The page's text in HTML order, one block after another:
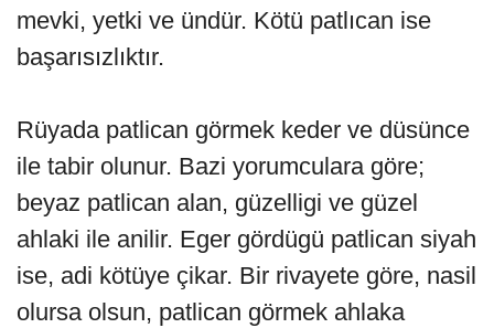
mevki, yetki ve ündür. Kötü patlıcan ise
başarısızlıktır.
Rüyada patlican görmek keder ve düsünce
ile tabir olunur. Bazi yorumculara göre;
beyaz patlican alan, güzelligi ve güzel
ahlaki ile anilir. Eger gördügü patlican siyah
ise, adi kötüye çikar. Bir rivayete göre, nasil
olursa olsun, patlican görmek ahlaka